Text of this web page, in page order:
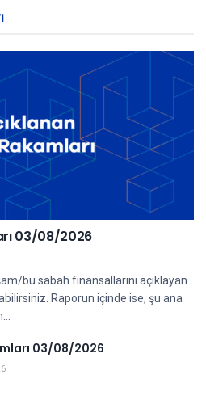
03/08/2026
bu sabah finansallarını açıklayan
Raporun içinde ise, şu ana
03/08/2026